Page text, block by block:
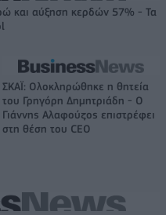
και αύξηση κερδών 57% - Τα
ΣΚΑΪ: Ολοκληρώθηκε η θητεία
του Γρηγόρη Δημητριάδη - Ο
Γιάννης Αλαφούζος επιστρέφει
στη θέση του CEO